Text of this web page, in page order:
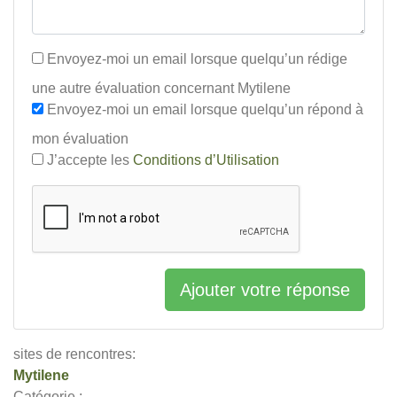
sites de rencontres:
Mytilene
Envoyez-moi un email lorsque quelqu’un rédige
une autre évaluation concernant Mytilene
Envoyez-moi un email lorsque quelqu’un répond à
mon évaluation
J’accepte les Conditions d’Utilisation
Ajouter votre réponse